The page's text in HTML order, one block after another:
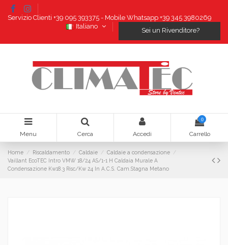
Servizio Clienti +39 095 393375 - Mobile Whatsapp +39 345 3980269
Italiano
Sei un Rivenditore?
Menu Cerca Accedi
0
Carrello
Home Riscaldamento Caldaie
Caldaie a condensazione
Vaillant EcoTEC Intro VMW 18/24 AS/1-1 H Caldaia Murale A
Condensazione Kw18.3 Risc/Kw 24 In A.C.S. Cam.Stagna Metano